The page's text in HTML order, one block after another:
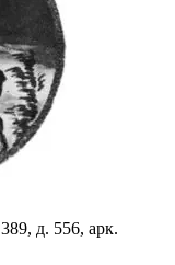
д. 556, арк.